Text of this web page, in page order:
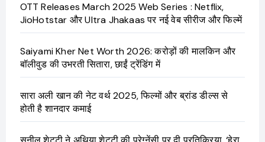
OTT Releases March 2025 Web Series : Netflix,
JioHotstar और Ultra Jhakaas पर नई वेब सीरीज और फिल्में
Saiyami Kher Net Worth 2026: करोड़ों की मालकिन और
बॉलीवुड की उभरती सितारा, छाईं ट्रेंडिंग में
सारा अली खान की नेट वर्थ 2025, फिल्मों और ब्रांड डील्स से
होती है शानदार कमाई